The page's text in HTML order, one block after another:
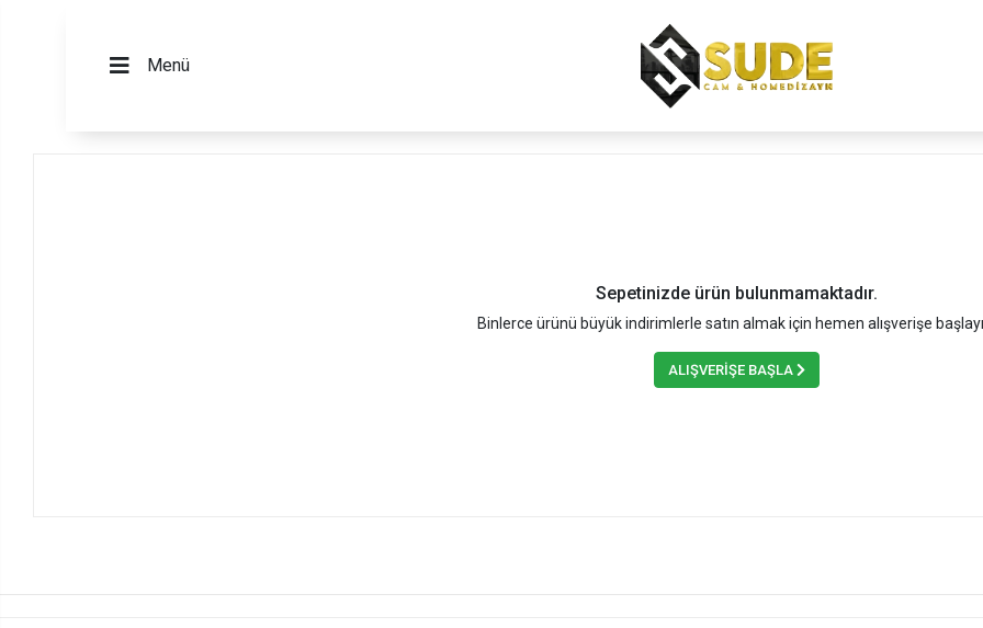
Menü
Sepetinizde ürün bulunmamaktadır.
Binlerce ürünü büyük indirimlerle satın almak için hemen alışverişe
ALIŞVERİŞE BAŞLA